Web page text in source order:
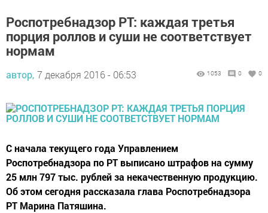
Роспотребнадзор РТ: каждая третья
порция роллов и суши не соответствует
нормам
автор, 7 декабря 2016 - 06:53 1053 0 0
С начала текущего года Управлением
Роспотребнадзора по РТ выписано штрафов на сумму
25 млн 797 тыс. рублей за некачественную продукцию.
Об этом сегодня рассказала глава Роспотребнадзора
РТ Марина Патяшина.